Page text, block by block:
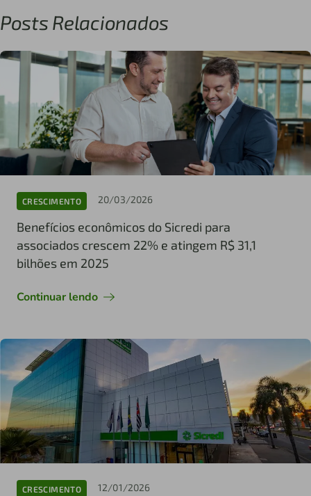
Posts Relacionados
CRESCIMENTO 20/03/2026
Benefícios econômicos do Sicredi para
associados crescem 22% e atingem R$ 31,1
bilhões em 2025
Continuar lendo
CRESCIMENTO 12/01/2026